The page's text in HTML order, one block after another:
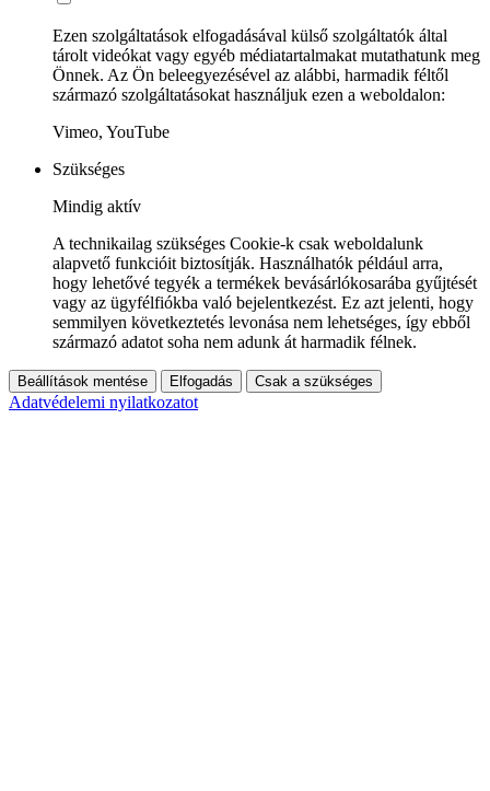
Ezen szolgáltatások elfogadásával külső szolgáltatók által
tárolt videókat vagy egyéb médiatartalmakat mutathatunk meg
Önnek. Az Ön beleegyezésével az alábbi, harmadik féltől
származó szolgáltatásokat használjuk ezen a weboldalon:
Vimeo, YouTube
Szükséges
Mindig aktív
A technikailag szükséges Cookie-k csak weboldalunk
alapvető funkcióit biztosítják. Használhatók például arra,
hogy lehetővé tegyék a termékek bevásárlókosarába gyűjtését
vagy az ügyfélfiókba való bejelentkezést. Ez azt jelenti, hogy
semmilyen következtetés levonása nem lehetséges, így ebből
származó adatot soha nem adunk át harmadik félnek.
Beállítások mentése Elfogadás Csak a szükséges
Adatvédelemi nyilatkozatot